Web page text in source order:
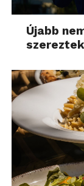
Újabb